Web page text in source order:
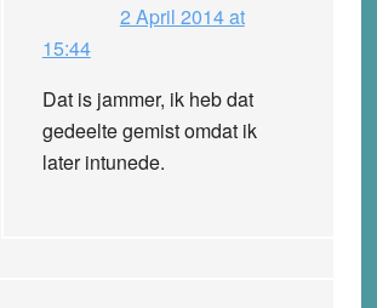
2 April 2014 at
15:44
Dat is jammer, ik heb dat
gedeelte gemist omdat ik
later intunede.